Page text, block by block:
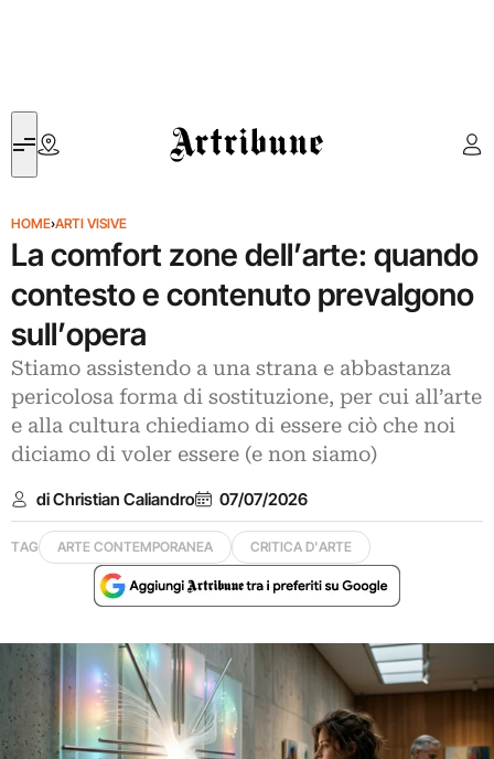
Artribune
HOME›ARTI VISIVE
La comfort zone dell’arte: quando
contesto e contenuto prevalgono
sull’opera
Stiamo assistendo a una strana e abbastanza
pericolosa forma di sostituzione, per cui all’arte
e alla cultura chiediamo di essere ciò che noi
diciamo di voler essere (e non siamo)
di Christian Caliandro 07/07/2026
TAG ARTE CONTEMPORANEA CRITICA D'ARTE